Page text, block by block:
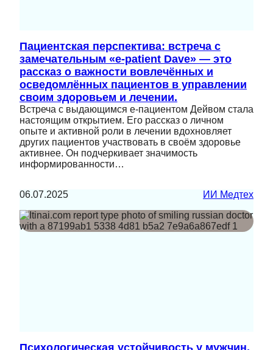
Пациентская перспектива: встреча с
замечательным «e-patient Dave» — это
рассказ о важности вовлечённых и
осведомлённых пациентов в управлении
своим здоровьем и лечении.
Встреча с выдающимся e-пациентом Дейвом стала
настоящим открытием. Его рассказ о личном
опыте и активной роли в лечении вдохновляет
других пациентов участвовать в своём здоровье
активнее. Он подчеркивает значимость
информированности…
06.07.2025 ИИ Медтех
Психологическая устойчивость у мужчин,